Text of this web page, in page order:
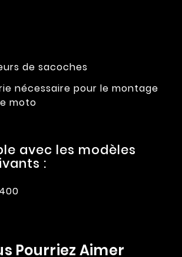
de sacoches
nécessaire pour le montage
moto
avec les modèles
:
Pourriez Aimer